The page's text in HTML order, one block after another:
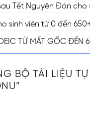
Tết Nguyên Đán
sinh viên từ 0 đến
TỪ MẤT GỐC ĐẾN
BỘ TÀI LIỆU
”